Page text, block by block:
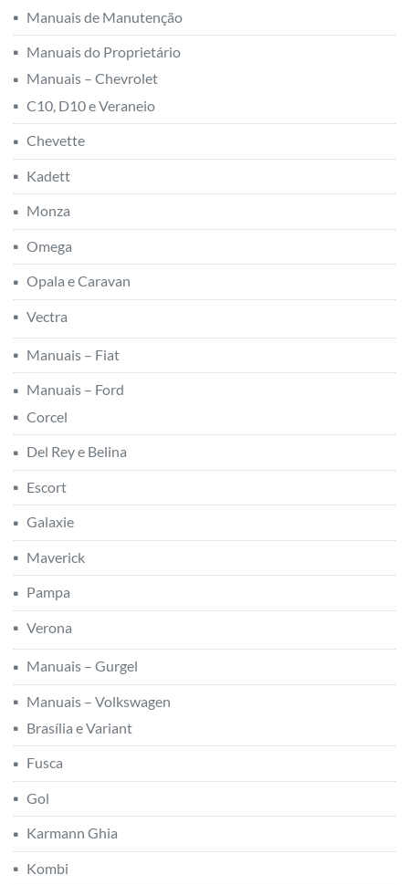
Manuais de Manutenção
Manuais do Proprietário
Manuais – Chevrolet
C10, D10 e Veraneio
Chevette
Kadett
Monza
Omega
Opala e Caravan
Vectra
Manuais – Fiat
Manuais – Ford
Corcel
Del Rey e Belina
Escort
Galaxie
Maverick
Pampa
Verona
Manuais – Gurgel
Manuais – Volkswagen
Brasília e Variant
Fusca
Gol
Karmann Ghia
Kombi